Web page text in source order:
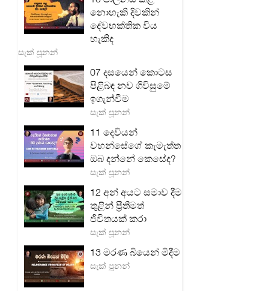
නොහැකි දිවකින්
දේවභක්තික විය
හැකිද
සැක් පූනන්
07 දසයෙන් කොටස
පිළිබඳ නව ගිවිසුමේ
ඉගැන්වීම
සැක් පූනන්
11 දෙවියන්
වහන්සේගේ කැමැත්ත
ඔබ දන්නේ කෙසේද?
සැක් පූනන්
12 අන් අයට සමාව දීම
තුළින් ප්‍රීතිමත්
ජිවිතයක් කරා
සැක් පූනන්
13 මරණ බියෙන් මිදීම
සැක් පූනන්